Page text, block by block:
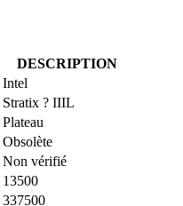
DESCRIPTION
Intel
Stratix ? IIIL
Plateau
Obsolète
Non vérifié
13500
337500